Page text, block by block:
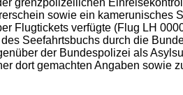
grenzpolizeilichen
sowie ein kamerunisches
Flugtickets verfügte (Flug LH
Seefahrtsbuchs durch die
der Bundespolizei als
dort gemachten Angaben sowie